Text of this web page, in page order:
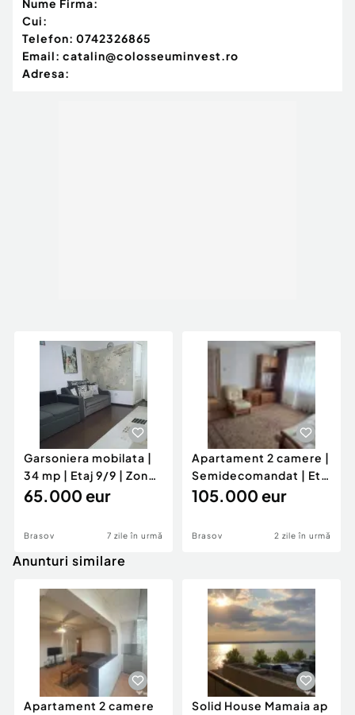
Nume Firma:
Cui:
Telefon: 0742326865
Email: catalin@colosseuminvest.ro
Adresa:
Garsoniera mobilata |
34 mp | Etaj 9/9 | Zona
Astra
65.000 eur
Brasov 7 zile în urmă
Apartament 2 camere |
Semidecomandat | Etaj
1/4 | Centrul Civic
105.000 eur
Brasov 2 zile în urmă
Anunturi similare
Apartament 2 camere
Solid House Mamaia ap